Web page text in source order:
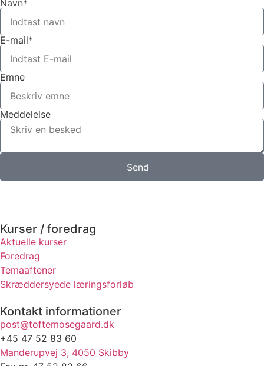
Navn*
E-mail*
Emne
Meddelelse
Send
Kurser / foredrag
Aktuelle kurser
Foredrag
Temaaftener
Skræddersyede læringsforløb
Kontakt informationer
post@toftemosegaard.dk
+45 47 52 83 60
Manderupvej 3, 4050 Skibby